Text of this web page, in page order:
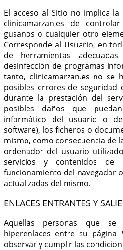
El acceso al Sitio no implica
clinicamarzan.es de
gusanos o cualquier otro
Corresponde al Usuario, en
de herramientas
desinfección de programas
tanto, clinicamarzan.es no se
posibles errores de seguridad
durante la prestación del
posibles daños que
informático del usuario o
software), los ficheros o
mismo, como consecuencia de
ordenador del usuario
servicios y contenidos
funcionamiento del navegador
actualizadas del mismo.
ENLACES ENTRANTES Y
Aquellas personas que se
hiperenlaces entre su
observar y cumplir las